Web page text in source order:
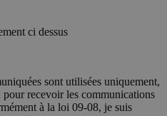
ci dessus
sont utilisées uniquement,
pour recevoir les communications
à la loi 09-08, je suis